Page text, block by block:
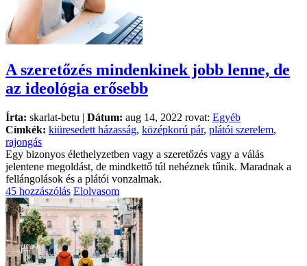
A szeretőzés mindenkinek jobb lenne, de
az ideológia erősebb
Írta: skarlat-betu | Dátum: aug 14, 2022 rovat: Egyéb
Címkék: kiüresedett házasság, középkorú pár, plátói szerelem,
rajongás
Egy bizonyos élethelyzetben vagy a szeretőzés vagy a válás
jelentene megoldást, de mindkettő túl nehéznek tűnik. Maradnak a
fellángolások és a plátói vonzalmak.
45 hozzászólás Elolvasom